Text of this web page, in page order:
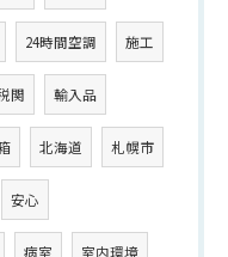
24時間空調 施工
関 輸入品
北海道 札幌市
安心
病室 室内環境